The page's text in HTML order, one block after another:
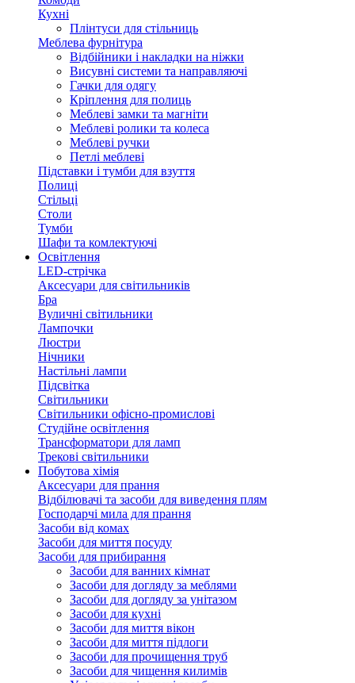
Кухні
Плінтуси для стільниць
Меблева фурнітура
Відбійники і накладки на ніжки
Висувні системи та направляючі
Гачки для одягу
Кріплення для полиць
Меблеві замки та магніти
Меблеві ролики та колеса
Меблеві ручки
Петлі меблеві
Підставки і тумби для взуття
Полиці
Стільці
Столи
Тумби
Шафи та комлектуючі
Освітлення
LED-стрічка
Аксесуари для світильників
Бра
Вуличні світильники
Лампочки
Люстри
Нічники
Настільні лампи
Підсвітка
Світильники
Світильники офісно-промислові
Студійне освітлення
Трансформатори для ламп
Трекові світильники
Побутова хімія
Аксесуари для прання
Відбілювачі та засоби для виведення плям
Господарчі мила для прання
Засоби від комах
Засоби для миття посуду
Засоби для прибирання
Засоби для ванних кімнат
Засоби для догляду за меблями
Засоби для догляду за унітазом
Засоби для кухні
Засоби для миття вікон
Засоби для миття підлоги
Засоби для прочищення труб
Засоби для чищення килимів